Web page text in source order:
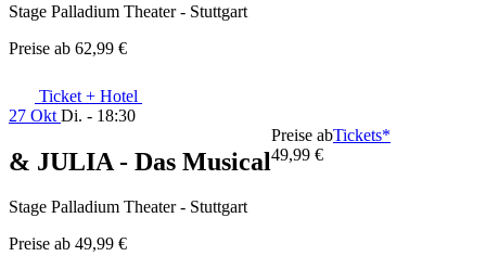
Stage Palladium Theater - Stuttgart
Preise ab 62,99 €
Ticket + Hotel
27 Okt Di. - 18:30
& JULIA - Das Musical
Stage Palladium Theater - Stuttgart
Preise ab 49,99 €
Preise ab
49,99 €
Tickets*